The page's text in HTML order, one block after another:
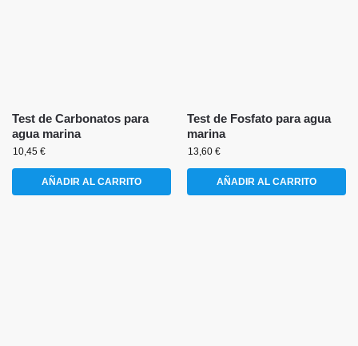
Test de Carbonatos para
agua marina
10,45 €
AÑADIR AL CARRITO
Test de Fosfato para agua
marina
13,60 €
AÑADIR AL CARRITO